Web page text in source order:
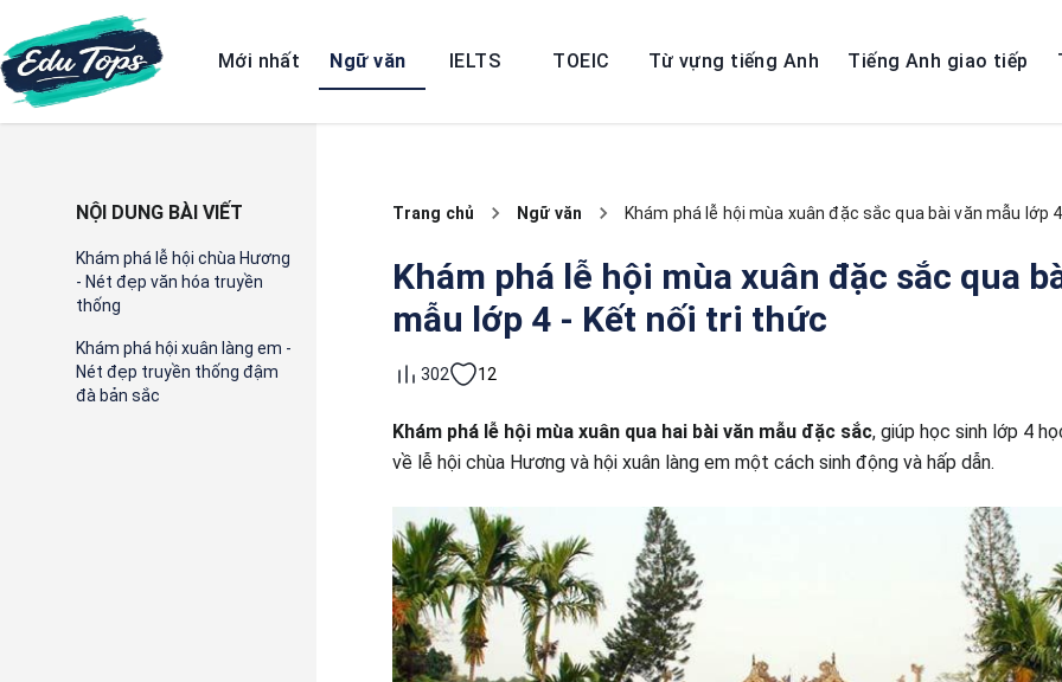
Mới nhất Ngữ văn IELTS TOEIC Từ vựng tiếng Anh Tiếng Anh giao tiếp
NỘI DUNG BÀI VIẾT
Khám phá lễ hội chùa Hương
- Nét đẹp văn hóa truyền
thống
Khám phá hội xuân làng em -
Nét đẹp truyền thống đậm
đà bản sắc
Trang chủ Ngữ văn Khám phá lễ hội mùa xuân đặc sắc qua bài văn mẫu lớp
Khám phá lễ hội mùa xuân đặc sắc qua
mẫu lớp 4 - Kết nối tri thức
302 12
Khám phá lễ hội mùa xuân qua hai bài văn mẫu đặc sắc, giúp học sinh lớp 4
về lễ hội chùa Hương và hội xuân làng em một cách sinh động và hấp dẫn.